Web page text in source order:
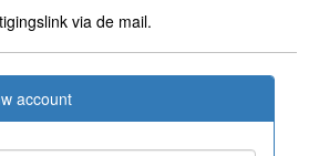
via de mail.
account